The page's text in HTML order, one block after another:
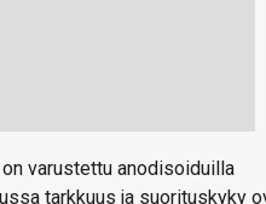
varustettu anodisoiduilla
tarkkuus ja suorituskyky